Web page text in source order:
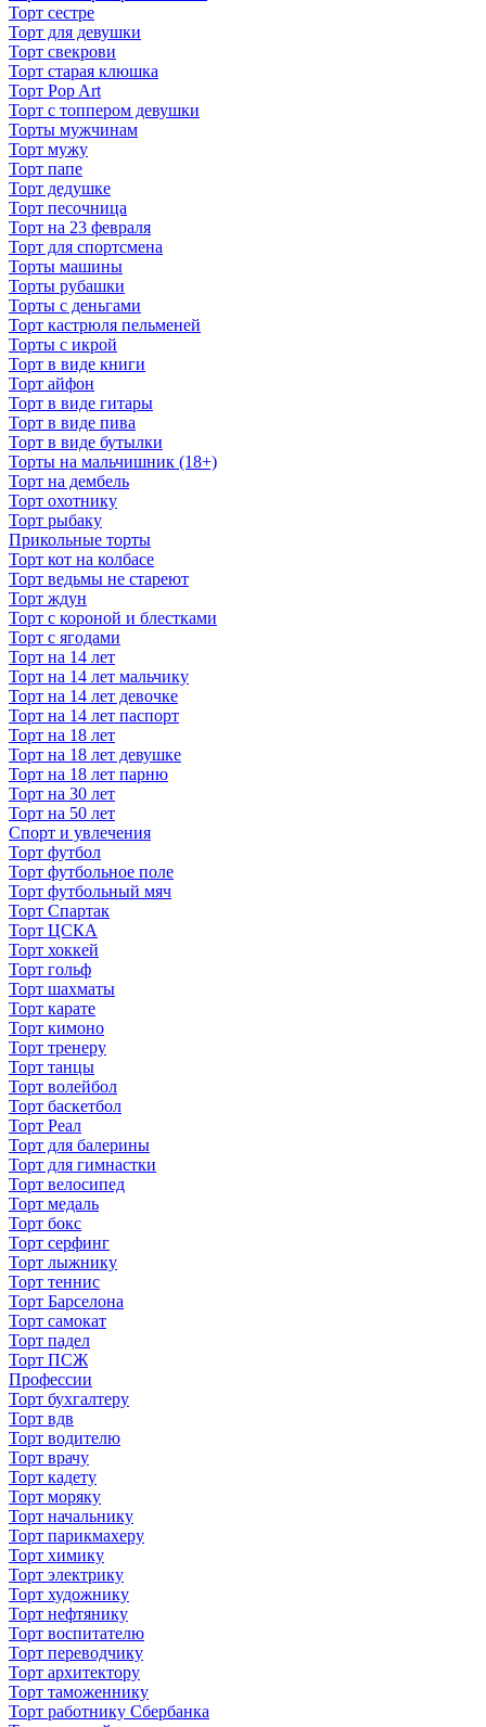
Торт сестре
Торт для девушки
Торт свекрови
Торт старая клюшка
Торт Pop Art
Торт с топпером девушки
Торты мужчинам
Торт мужу
Торт папе
Торт дедушке
Торт песочница
Торт на 23 февраля
Торт для спортсмена
Торты машины
Торты рубашки
Торты с деньгами
Торт кастрюля пельменей
Торты с икрой
Торт в виде книги
Торт айфон
Торт в виде гитары
Торт в виде пива
Торт в виде бутылки
Торты на мальчишник (18+)
Торт на дембель
Торт охотнику
Торт рыбаку
Прикольные торты
Торт кот на колбасе
Торт ведьмы не стареют
Торт ждун
Торт с короной и блестками
Торт с ягодами
Торт на 14 лет
Торт на 14 лет мальчику
Торт на 14 лет девочке
Торт на 14 лет паспорт
Торт на 18 лет
Торт на 18 лет девушке
Торт на 18 лет парню
Торт на 30 лет
Торт на 50 лет
Спорт и увлечения
Торт футбол
Торт футбольное поле
Торт футбольный мяч
Торт Спартак
Торт ЦСКА
Торт хоккей
Торт гольф
Торт шахматы
Торт карате
Торт кимоно
Торт тренеру
Торт танцы
Торт волейбол
Торт баскетбол
Торт Реал
Торт для балерины
Торт для гимнастки
Торт велосипед
Торт медаль
Торт бокс
Торт серфинг
Торт лыжнику
Торт теннис
Торт Барселона
Торт самокат
Торт падел
Торт ПСЖ
Профессии
Торт бухгалтеру
Торт вдв
Торт водителю
Торт врачу
Торт кадету
Торт моряку
Торт начальнику
Торт парикмахеру
Торт химику
Торт электрику
Торт художнику
Торт нефтянику
Торт воспитателю
Торт переводчику
Торт архитектору
Торт таможеннику
Торт работнику Сбербанка